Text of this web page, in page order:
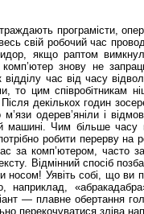
програмісти,
свій робочий час
якщо раптом
знову не
час від часу
то цим співробітникам
декількох годин
одерев’яніли і
машині. Чим більше
робити перерву на
за комп’ютером, часто
Відмінний спосіб
Уявіть собі, що ви
наприклад,
— плавне обертання
перекочуватися зліва